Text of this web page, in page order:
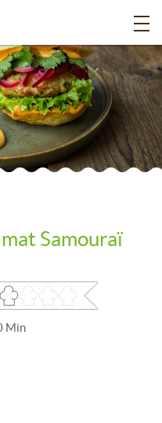
Samouraï
Min